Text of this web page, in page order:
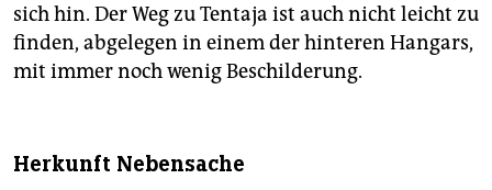
sich hin. Der Weg zu Tentaja ist auch nicht leicht zu
finden, abgelegen in einem der hinteren Hangars,
mit immer noch wenig Beschilderung.
Herkunft Nebensache